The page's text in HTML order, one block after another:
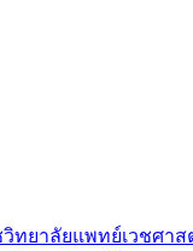
ยาลัยแพทย์เวชศาส